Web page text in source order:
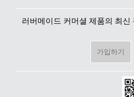
러버메이드 커머셜 제품의 최신
가입하기